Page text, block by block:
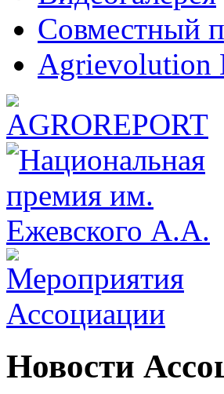
Совместный
Agrievolution
Новости